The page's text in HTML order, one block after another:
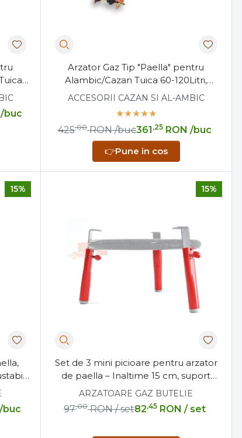
/buc
Arzator Gaz Tip "Paella" pentru
Alambic/Cazan Tuica 60-120Litri,
Diametru de 40 cm
ACCESORII CAZAN SI AL-AMBIC
361 ,25 RON /buc
425,00 RON /buc
👉Pune in cos
15%
/buc
15%
Set de 3 mini picioare pentru arzator
de paella – Inaltime 15 cm, suport
stabil
ARZATOARE GAZ BUTELIE
82,45 RON / set
97,00 RON / set